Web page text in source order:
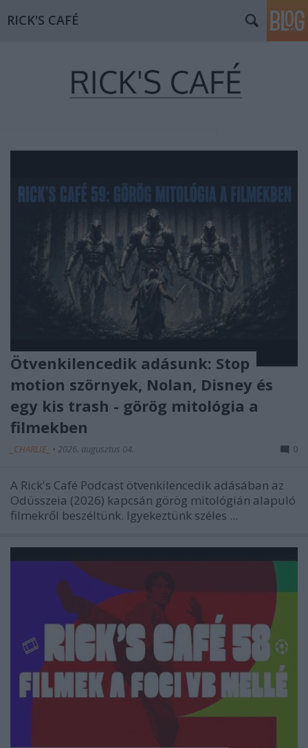
RICK'S CAFÉ
Ötvenkilencedik adásunk: Stop
motion szörnyek, Nolan, Disney és
egy kis trash - görög mitológia a
filmekben
_CHARLIE_ • 2026. augusztus 04. 0
A Rick's Café Podcast ötvenkilencedik adásában az
Odüsszeia (2026) kapcsán görög mitológián alapuló
filmekről beszéltünk. Igyekeztünk széles ...